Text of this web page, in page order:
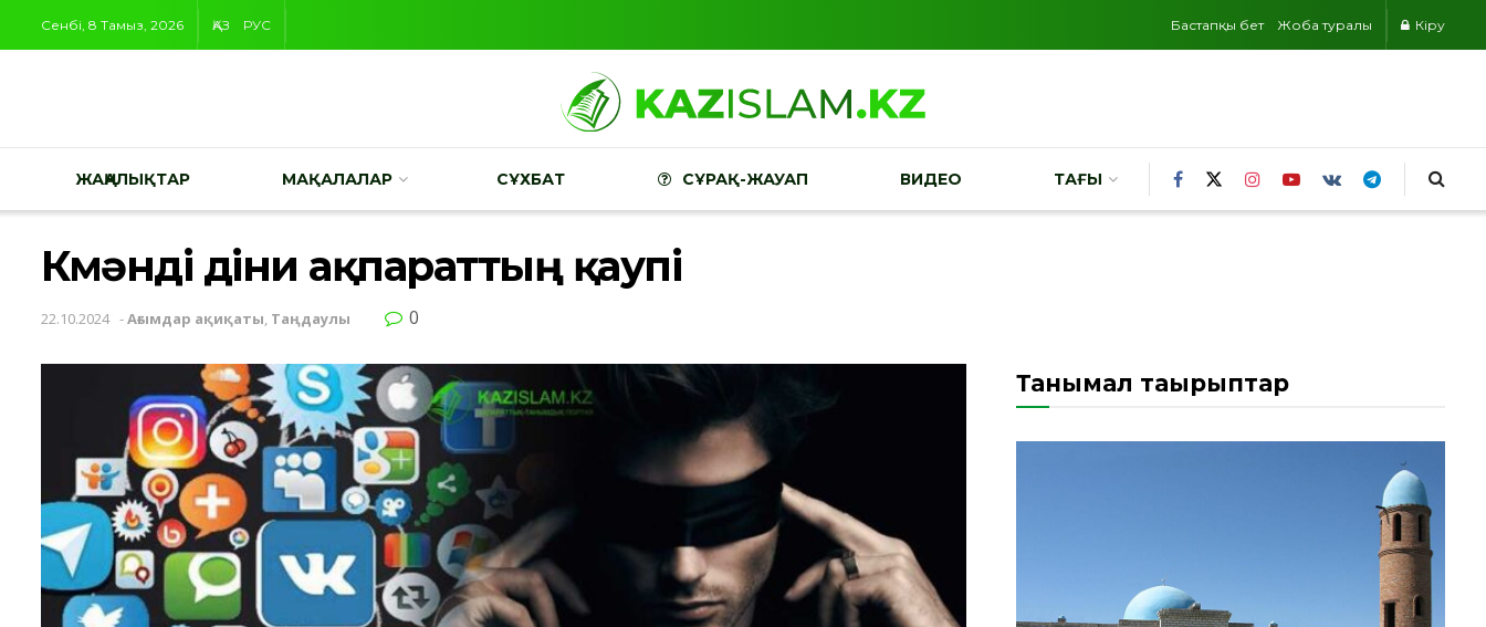
Сенбі, 8 Тамыз, 2026 ҚАЗ РУС Бастапқы бет Жоба туралы Кіру
ЖАҢАЛЫҚТАР МАҚАЛАЛАР СҰХБАТ СҰРАҚ-ЖАУАП ВИДЕО ТАҒЫ
Күмәнді діни ақпараттың қаупі
22.10.2024 -Ағымдар ақиқаты, Таңдаулы 0
Танымал тақырыптар